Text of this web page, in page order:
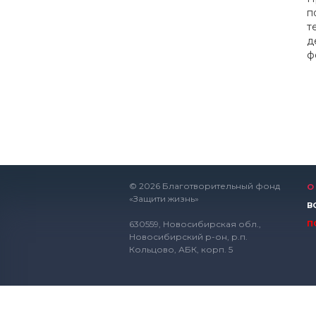
© 2026 Благотворительный фонд
«Защити жизнь»
630559, Новосибирская обл.,
Новосибирский р-он, р.п.
Кольцово, АБК, корп. 5
О